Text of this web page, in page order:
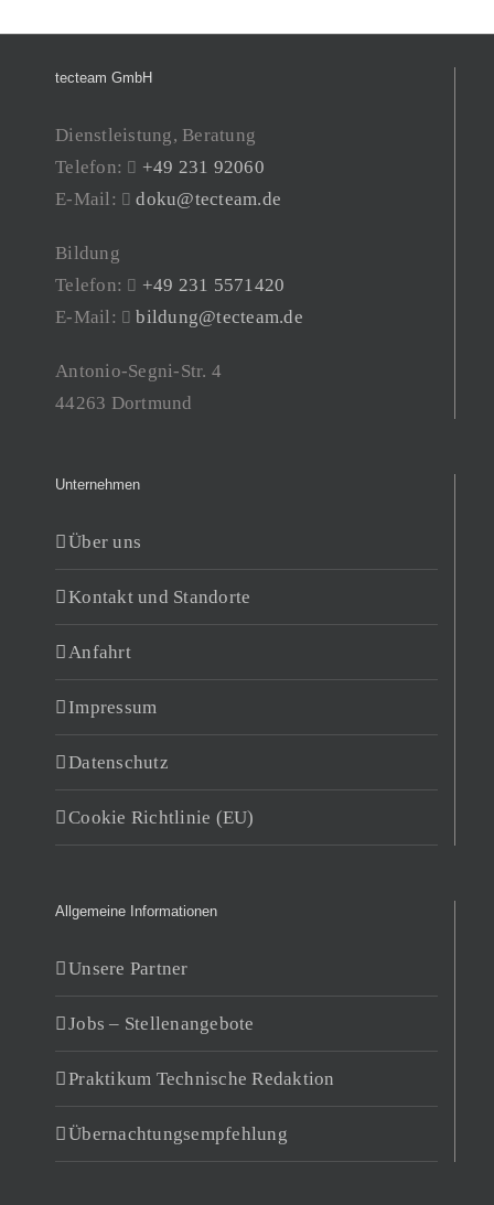
tecteam GmbH
Dienstleistung, Beratung
Telefon:
+49 231 92060
E-Mail:
doku@tecteam.de
Bildung
Telefon:
+49 231 5571420
E-Mail:
bildung@tecteam.de
Antonio-Segni-Str. 4
44263 Dortmund
Unternehmen
Über uns
Kontakt und Standorte
Anfahrt
Impressum
Datenschutz
Cookie Richtlinie (EU)
Allgemeine Informationen
Unsere Partner
Jobs – Stellenangebote
Praktikum Technische Redaktion
Übernachtungsempfehlung